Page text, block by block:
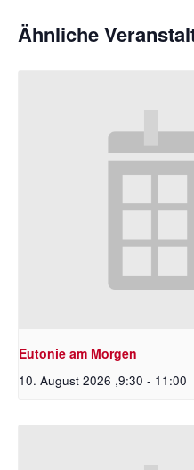
Ähnliche
Eutonie am Morgen
10. August 2026 ,9:30 - 11:00